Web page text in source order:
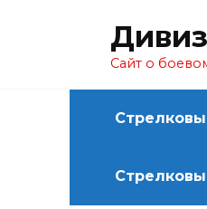
Сайт о